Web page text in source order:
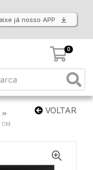
já nosso APP
0
VOLTAR
CM